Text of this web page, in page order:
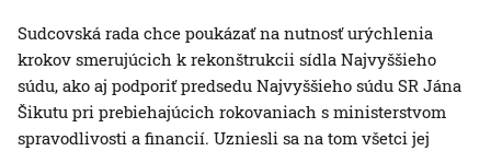
Sudcovská rada chce poukázať na nutnosť urýchlenia
krokov smerujúcich k rekonštrukcii sídla Najvyššieho
súdu, ako aj podporiť predsedu Najvyššieho súdu SR Jána
Šikutu pri prebiehajúcich rokovaniach s ministerstvom
spravodlivosti a financií. Uzniesli sa na tom všetci jej